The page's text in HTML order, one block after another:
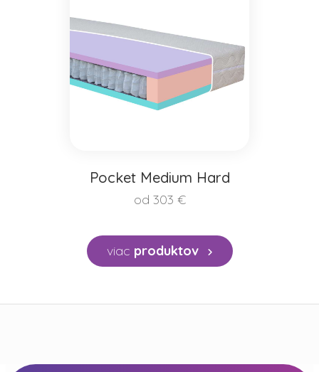
Pocket Medium Hard
od 303 €
viac produktov